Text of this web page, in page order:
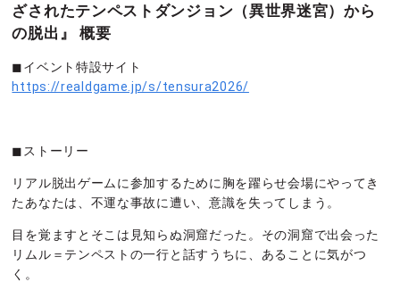
ざされたテンペストダンジョン（異世界迷宮）から
の脱出』 概要
◼︎イベント特設サイト
https://realdgame.jp/s/tensura2026/
◼︎ストーリー
リアル脱出ゲームに参加するために胸を躍らせ会場にやってき
たあなたは、不運な事故に遭い、意識を失ってしまう。
目を覚ますとそこは見知らぬ洞窟だった。その洞窟で出会った
リムル＝テンペストの一行と話すうちに、あることに気がつ
く。